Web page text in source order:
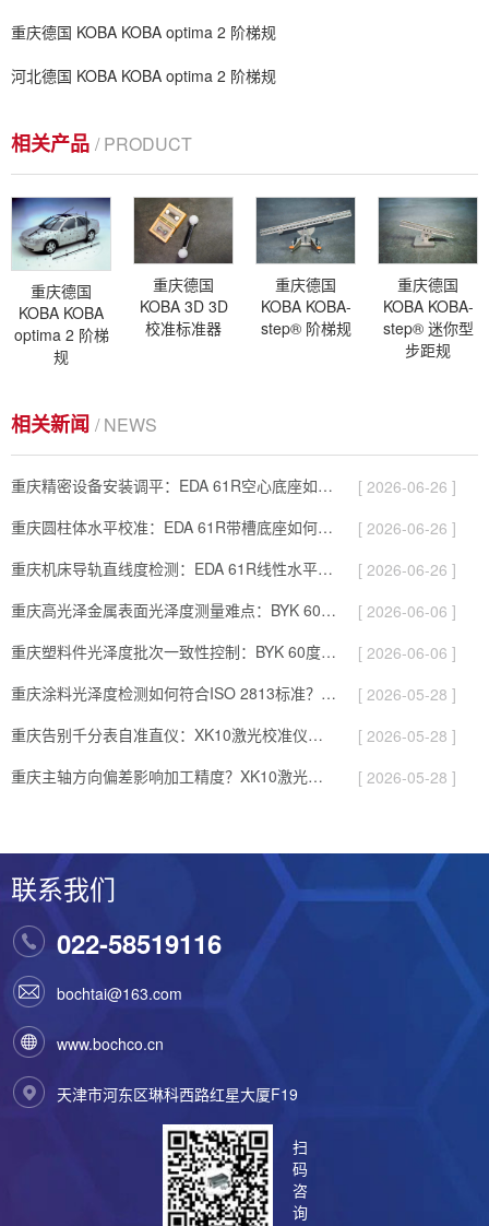
重庆德国 KOBA KOBA optima 2 阶梯规
河北德国 KOBA KOBA optima 2 阶梯规
相关产品 / PRODUCT
重庆德国
KOBA KOBA
optima 2 阶梯
规
重庆德国
KOBA 3D 3D
校准标准器
重庆德国
KOBA KOBA-
step® 阶梯规
重庆德国
KOBA KOBA-
step® 迷你型
步距规
相关新闻 / NEWS
重庆精密设备安装调平：EDA 61R空心底座如何实现精确安装？
[ 2026-06-26 ]
重庆圆柱体水平校准：EDA 61R带槽底座如何确保平面与圆柱面测量一致…
[ 2026-06-26 ]
重庆机床导轨直线度检测：EDA 61R线性水平仪如何实现微弧度级精度？
[ 2026-06-26 ]
重庆高光泽金属表面光泽度测量难点：BYK 60度光泽仪0-2000GU…
[ 2026-06-06 ]
重庆塑料件光泽度批次一致性控制：BYK 60度光泽仪0.2GU重复性如…
[ 2026-06-06 ]
重庆涂料光泽度检测如何符合ISO 2813标准？BYK 60度光泽仪实…
[ 2026-05-28 ]
重庆告别千分表自准直仪：XK10激光校准仪如何提升几何量测量效率？
[ 2026-05-28 ]
重庆主轴方向偏差影响加工精度？XK10激光校准仪实现快速校直
[ 2026-05-28 ]
联系我们
022-58519116
bochtai@163.com
www.bochco.cn
天津市河东区琳科西路红星大厦F19
扫
码
咨
询